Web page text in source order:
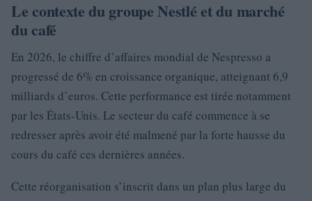
Le contexte du groupe Nestlé et du marché
du café
En 2026, le chiffre d’affaires mondial de Nespresso a
progressé de 6% en croissance organique, atteignant 6,9
milliards d’euros. Cette performance est tirée notamment
par les États-Unis. Le secteur du café commence à se
redresser après avoir été malmené par la forte hausse du
cours du café ces dernières années.
Cette réorganisation s’inscrit dans un plan plus large du